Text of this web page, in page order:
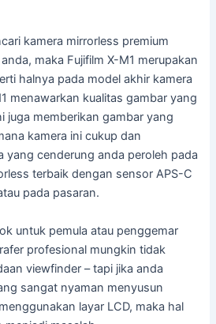
kamera mirrorless premium
maka Fujifilm X-M1 merupakan
halnya pada model akhir kamera
menawarkan kualitas gambar yang
juga memberikan gambar yang
kamera ini cukup dan
yang cenderung anda peroleh pada
terbaik dengan sensor APS-C
pada pasaran.
untuk pemula atau penggemar
profesional mungkin tidak
viewfinder – tapi jika anda
sangat nyaman menyusun
layar LCD, maka hal